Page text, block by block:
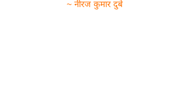
~ नीरज कुमार दुबे